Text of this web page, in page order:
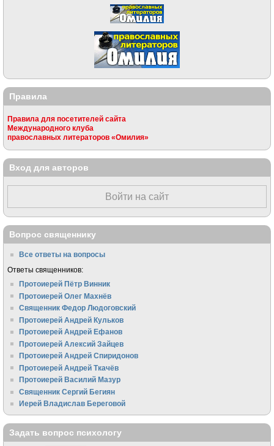
Правила
Правила для посетителей сайта
Международного клуба
православных литераторов «Омилия»
Вход для авторов
Войти на сайт
Вопрос священнику
Все ответы на вопросы
Ответы священников:
Протоиерей Пётр Винник
Протоиерей Олег Махнёв
Священник Федор Людоговский
Протоиерей Андрей Кульков
Протоиерей Андрей Ефанов
Протоиерей Алексий Зайцев
Протоиерей Андрей Спиридонов
Протоиерей Андрей Ткачёв
Протоиерей Василий Мазур
Священник Сергий Бегиян
Иерей Владислав Береговой
Задать вопрос психологу